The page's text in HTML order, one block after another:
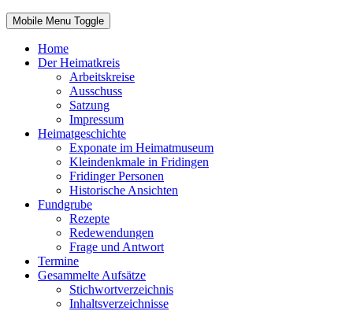
Mobile Menu Toggle
Home
Der Heimatkreis
Arbeitskreise
Ausschuss
Satzung
Impressum
Heimatgeschichte
Exponate im Heimatmuseum
Kleindenkmale in Fridingen
Fridinger Personen
Historische Ansichten
Fundgrube
Rezepte
Redewendungen
Frage und Antwort
Termine
Gesammelte Aufsätze
Stichwortverzeichnis
Inhaltsverzeichnisse